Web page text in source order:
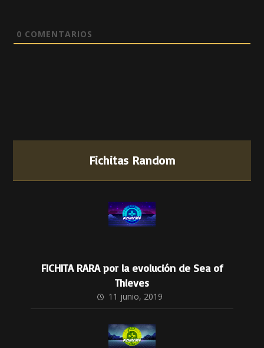
0 COMENTARIOS
Fichitas Random
FICHITA RARA por la evolución de Sea of
Thieves
11 junio, 2019